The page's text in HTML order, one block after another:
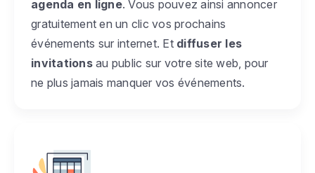
agenda en ligne. Vous pouvez ainsi annoncer
gratuitement en un clic vos prochains
événements sur internet. Et diffuser les
invitationsau public sur votre site web, pour
ne plus jamais manquer vos événements.